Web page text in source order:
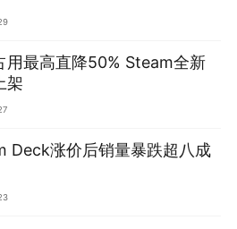
用最高直降50% Steam全新
架
Deck涨价后销量暴跌超八成